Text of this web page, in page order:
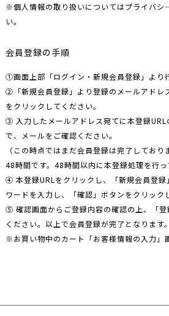
※個人情報の取り扱いについてはプライバシ
い。
会員登録の手順
①画面上部「ログイン・新規会員登録」より
②「新規会員登録」より登録のメールアドレ
をクリックしてください。
③ 入力したメールアドレス宛てに本登録URL
で、メールをご確認ください。
（この時点ではまだ会員登録は完了してお
48時間です。48時間以内に本登録処理を行っ
④ 本登録URLをクリックし、「新規会員登録
ワードを入力し、「確認」ボタンをクリック
⑤ 確認画面からご登録内容の確認の上、「登
ください。以上で会員登録が完了となります。
※お買い物中のカート「お客様情報の入力」